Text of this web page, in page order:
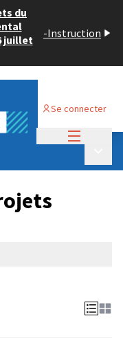
du
juillet
-Instruction
Se connecter